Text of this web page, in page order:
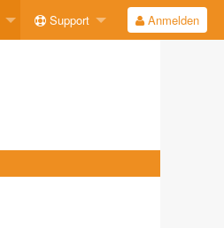
Support Anmelden